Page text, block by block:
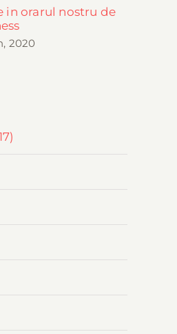
in orarul nostru de
2020